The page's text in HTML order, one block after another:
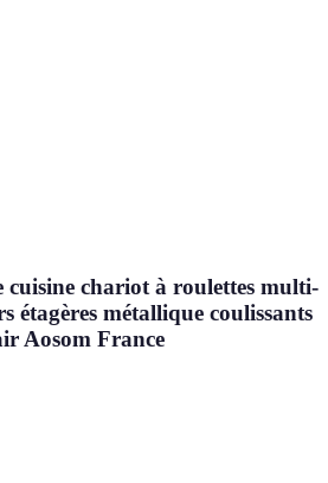
cuisine chariot à roulettes multi-
étagères métallique coulissants
Aosom France